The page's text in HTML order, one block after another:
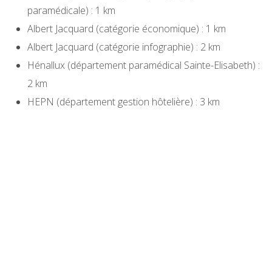
paramédicale) : 1 km
Albert Jacquard (catégorie économique) : 1 km
Albert Jacquard (catégorie infographie) : 2 km
Hénallux (département paramédical Sainte-Elisabeth) :
2 km
HEPN (département gestion hôtelière) : 3 km